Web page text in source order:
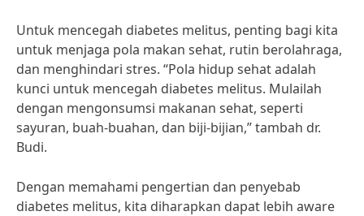
Untuk mencegah diabetes melitus, penting bagi kita
untuk menjaga pola makan sehat, rutin berolahraga,
dan menghindari stres. “Pola hidup sehat adalah
kunci untuk mencegah diabetes melitus. Mulailah
dengan mengonsumsi makanan sehat, seperti
sayuran, buah-buahan, dan biji-bijian,” tambah dr.
Budi.
Dengan memahami pengertian dan penyebab
diabetes melitus, kita diharapkan dapat lebih aware